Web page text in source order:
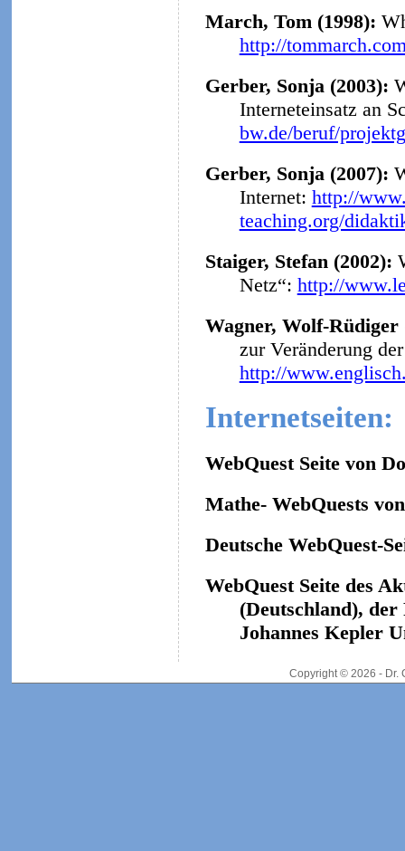
March, Tom (1998):
http://
Gerber, Sonja (2003):
Interneteinsatz an
bw.de/beruf/
Gerber, Sonja (2007):
Internet: http://
teaching.org/
Staiger, Stefan (2002):
Netz“: http://
Wagner, Wolf-
zur Veränderung
http://
Internetseiten:
WebQuest Seite von
Mathe- WebQuests
Deutsche WebQuest-
WebQuest Seite des
(Deutschland), der
Johannes Kepler
Copyright © 2026 - Dr.